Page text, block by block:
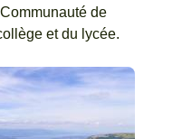
de
et du lycée.